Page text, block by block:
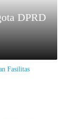
DPRD
Fasilitas